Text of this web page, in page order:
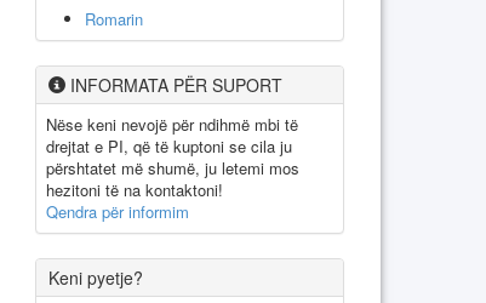
Romarin
INFORMATA PËR SUPORT
Nëse keni nevojë për ndihmë mbi të
drejtat e PI, që të kuptoni se cila ju
përshtatet më shumë, ju letemi mos
hezitoni të na kontaktoni!
Qendra për informim
Keni pyetje?